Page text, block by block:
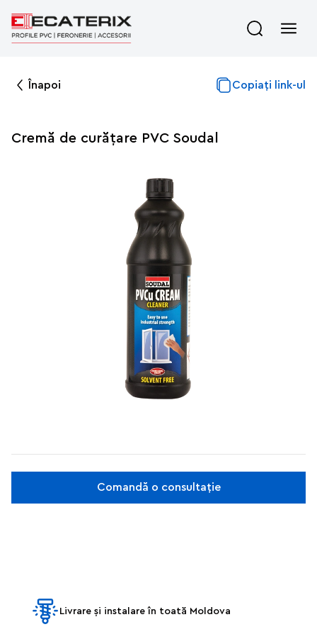
Înapoi Copiați link-ul
Cremă de curățare PVC Soudal
Comandă o consultație
Livrare și instalare în toată Moldova